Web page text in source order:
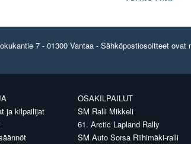
7 - 01300 Vantaa - Sähköpostiosoitteet
ja kilpailijat
OSAKILPAILUT
SM Ralli Mikkeli
61. Arctic Lapland Rally
SM Auto Sorsa Riihimäki-ralli